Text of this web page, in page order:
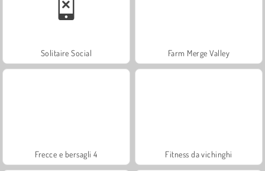
Solitaire Social Farm Merge Valley
Frecce e bersagli 4 Fitness da vichinghi